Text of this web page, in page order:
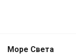
Море Света